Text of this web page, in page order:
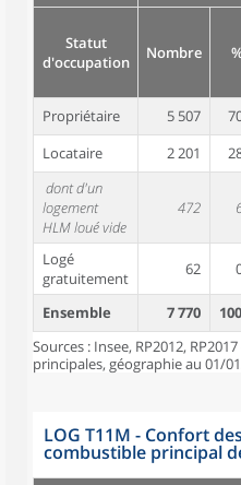
Statut
d'occupation
Nombre
Propriétaire 5 507
Locataire
2 201
dont d'un
logement
HLM loué vide
472
Logé
gratuitement
62
Ensemble 7 770
Sources : Insee, RP2012,
principales, géographie au 01/
LOG T11M - Confort
combustible principal